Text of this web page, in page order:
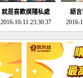
就是喜歡摸隱私處
2016-10-11 23:30:37
語
2016-